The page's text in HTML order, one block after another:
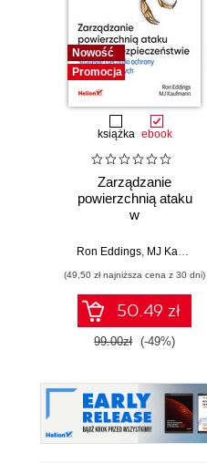
Nowość
Promocja
książka ebook
Zarządzanie
powierzchnią ataku
w
Strategie i techniki
cyfrowych
Ron Eddings, MJ Kaufmann
(49,50 zł najniższa cena z 30 dni)
50.49 zł
99.00zł (-49%)